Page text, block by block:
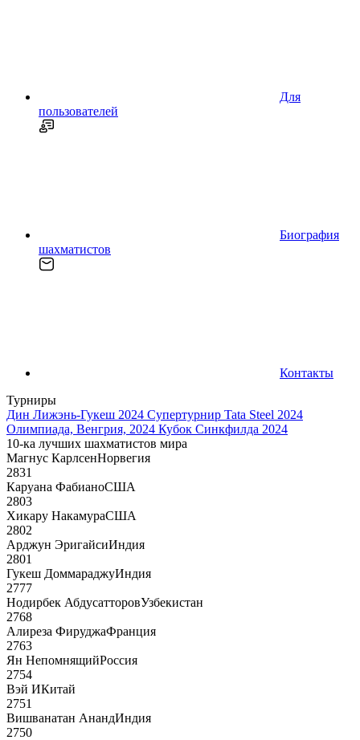
Для
пользователей
Биография
шахматистов
Контакты
Турниры
Дин Лижэнь-Гукеш 2024 Супертурнир Tata Steel 2024
Олимпиада, Венгрия, 2024 Кубок Синкфилда 2024
10-ка лучших шахматистов мира
Магнус КарлсенНорвегия
2831
Каруана ФабианоСША
2803
Хикару НакамураСША
2802
Арджун ЭригайсиИндия
2801
Гукеш ДоммараджуИндия
2777
Нодирбек АбдусатторовУзбекистан
2768
Алиреза ФируджаФранция
2763
Ян НепомнящийРоссия
2754
Вэй ИКитай
2751
Вишванатан АнандИндия
2750